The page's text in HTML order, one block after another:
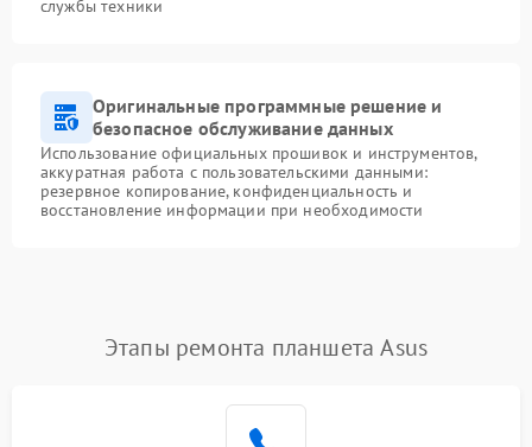
службы техники
Оригинальные программные решение и
безопасное обслуживание данных
Использование официальных прошивок и инструментов,
аккуратная работа с пользовательскими данными:
резервное копирование, конфиденциальность и
восстановление информации при необходимости
Этапы ремонта планшета Asus